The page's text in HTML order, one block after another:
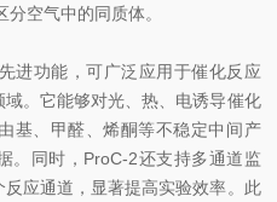
空气中的同质体。
进功能，可广泛应用于催化反应
。它能够对光、热、电诱导催化
基、甲醛、烯酮等不稳定中间产
。同时，ProC-2还支持多通道监
应通道，显著提高实验效率。此